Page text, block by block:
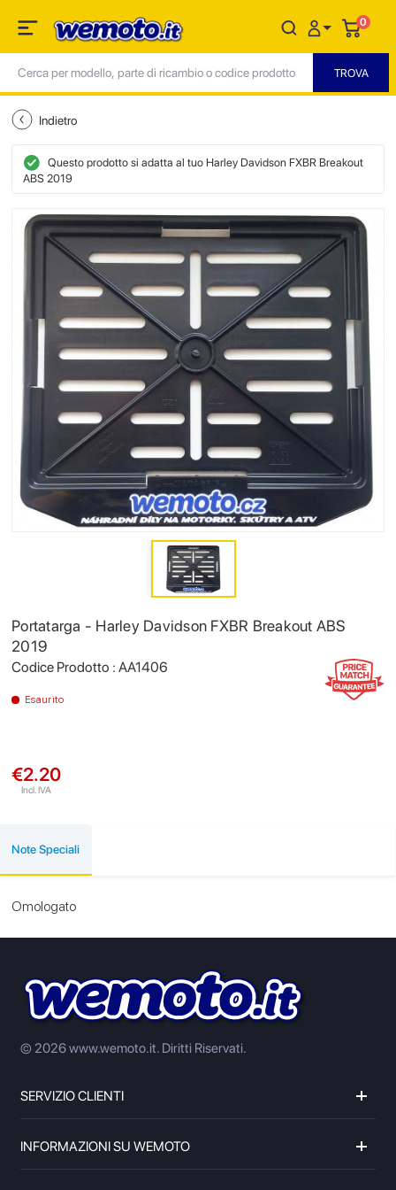
0
Indietro
Questo prodotto si adatta al tuo Harley Davidson FXBR Breakout
ABS 2019
Portatarga - Harley Davidson FXBR Breakout ABS
2019
Codice Prodotto : AA1406
Esaurito
€2.20
Incl. IVA
Note Speciali
Omologato
© 2026 www.wemoto.it. Diritti Riservati.
SERVIZIO CLIENTI
INFORMAZIONI SU WEMOTO